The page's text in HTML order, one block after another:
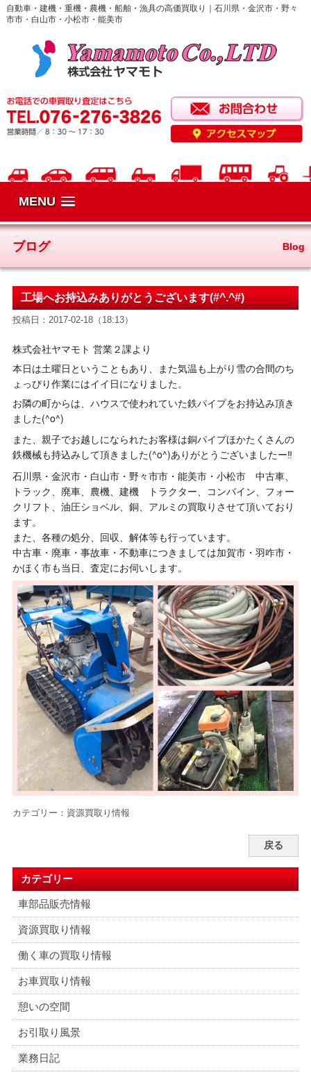
自動車・建機・重機・農機・船舶・漁具の高価買取り｜石川県・金沢市・野々
市市・白山市・小松市・能美市
MENU
ブログ Blog
工場へお持込みありがとうございます(#^.^#)
投稿日：2017-02-18（18:13）
株式会社ヤマモト 営業２課より
本日は土曜日ということもあり、
また気温も上がり雪の合間のち
ょっぴり作業にはイイ日になりました。
お隣の町からは、ハウスで使われていた鉄パイプをお持込み頂き
ました(^o^)
また、親子でお越しになられたお客様は銅パイプほかたくさんの
鉄機械も持込みして頂きました(^o^)ありがとうございましたー‼︎
石川県・金沢市・白山市・野々市市・能美市・小松市 中古車、
トラック、廃車、農機、建機 トラクター、コンバイン、フォー
クリフト、油圧ショベル、銅、アルミの買取りさせて頂いており
ます。
また、各種の処分、回収、解体等も行っています。
中古車・廃車・事故車・不動車につきましては加賀市・羽咋市・
かほく市も当日、査定にお伺いします。
カテゴリー： 資源買取り情報
戻る
カテゴリー
車部品販売情報
資源買取り情報
働く車の買取り情報
お車買取り情報
憩いの空間
お引取り風景
業務日記